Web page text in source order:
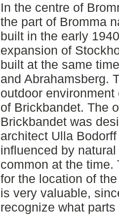
In the centre of
the part of Bromma
built in the early
expansion of
built at the same
and Abrahamsberg.
outdoor
of Brickbandet. The
Brickbandet was
architect Ulla
influenced by
common at the time.
for the location of
is very valuable,
recognize what